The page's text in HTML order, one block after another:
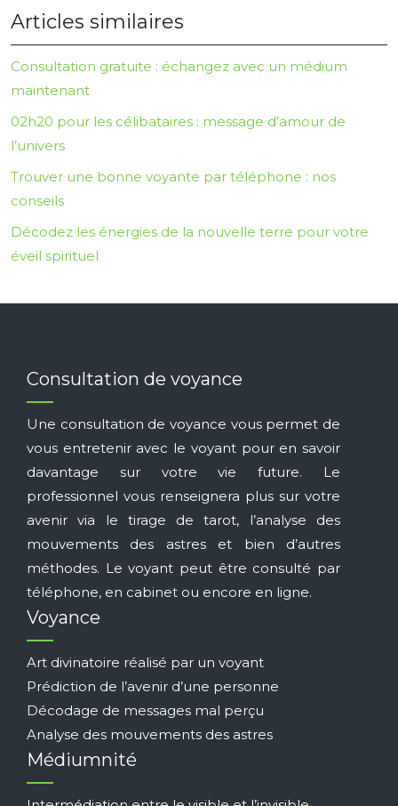
Articles similaires
Consultation gratuite : échangez avec un médium
maintenant
02h20 pour les célibataires : message d’amour de
l’univers
Trouver une bonne voyante par téléphone : nos
conseils
Décodez les énergies de la nouvelle terre pour votre
éveil spirituel
Consultation de voyance
Une consultation de voyance vous permet de
vous entretenir avec le voyant pour en savoir
davantage sur votre vie future. Le
professionnel vous renseignera plus sur votre
avenir via le tirage de tarot, l’analyse des
mouvements des astres et bien d’autres
méthodes. Le voyant peut être consulté par
téléphone, en cabinet ou encore en ligne.
Voyance
Art divinatoire réalisé par un voyant
Prédiction de l’avenir d’une personne
Décodage de messages mal perçu
Analyse des mouvements des astres
Médiumnité